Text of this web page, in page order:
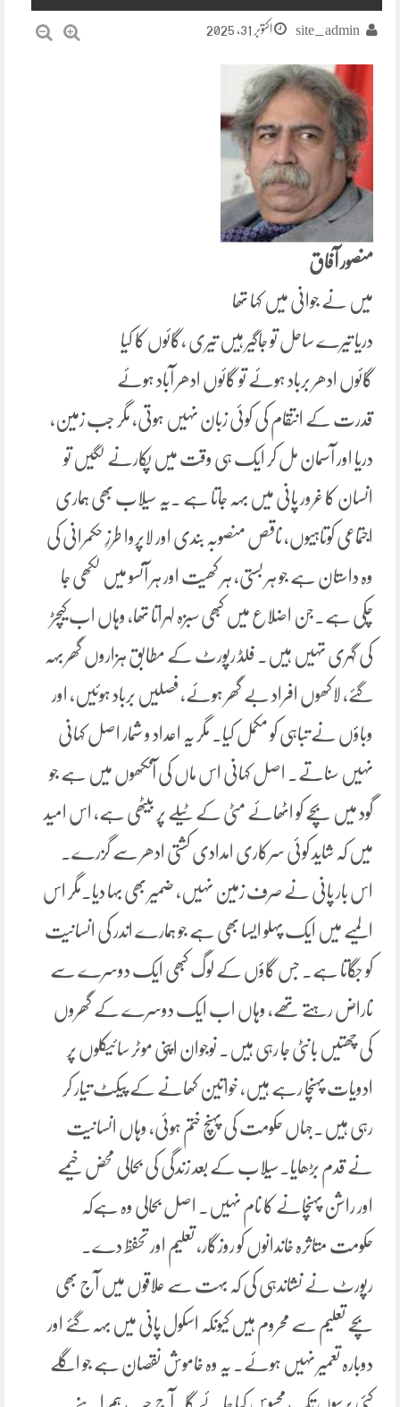
site_admin اکتوبر 31, 2025
منصور آفاق
میں نے جوانی میں کہا تھا
دریا تیرے ساحل تو جاگیر ہیں تیری ،گائوں کا کیا
گائوں ادھر برباد ہوئے تو گائوں ادھر آباد ہوئے
قدرت کے انتقام کی کوئی زبان نہیں ہوتی، مگر جب زمین،
دریا اور آسمان مل کر ایک ہی وقت میں پکارنے لگیں تو
انسان کا غرور پانی میں بہہ جاتا ہے ۔یہ سیلاب بھی ہماری
اجتماعی کوتاہیوں، ناقص منصوبہ بندی اور لاپروا طرزِ حکمرانی کی
وہ داستان ہے جو ہر بستی، ہر کھیت اور ہر آنسو میں لکھی جا
چکی ہے۔جن اضلاع میں کبھی سبزہ لہراتا تھا، وہاں اب کیچڑ
کی گہری تہیں ہیں۔ فلڈ رپورٹ کے مطابق ہزاروں گھر بہہ
گئے، لاکھوں افراد بے گھر ہوئے، فصلیں برباد ہوئیں، اور
وباؤں نے تباہی کو مکمل کیا۔ مگر یہ اعداد و شمار اصل کہانی
نہیں سناتے۔ اصل کہانی اس ماں کی آنکھوں میں ہے جو
گود میں بچے کو اٹھائے مٹی کے ٹیلے پر بیٹھی ہے، اس امید
میں کہ شاید کوئی سرکاری امدادی کشتی ادھر سے گزرے۔
اس بار پانی نے صرف زمین نہیں، ضمیر بھی بہا دیا۔مگر اس
المیے میں ایک پہلو ایسا بھی ہے جو ہمارے اندر کی انسانیت
کو جگاتا ہے۔ جس گاؤں کے لوگ کبھی ایک دوسرے سے
ناراض رہتے تھے، وہاں اب ایک دوسرے کے گھروں
کی چھتیں بانٹی جا رہی ہیں۔ نوجوان اپنی موٹر سائیکلوں پر
ادویات پہنچا رہے ہیں، خواتین کھانے کے پیکٹ تیار کر
رہی ہیں۔جہاں حکومت کی پہنچ ختم ہوئی، وہاں انسانیت
نے قدم بڑھایا۔سیلاب کے بعد زندگی کی بحالی محض خیمے
اور راشن پہنچانے کا نام نہیں۔ اصل بحالی وہ ہےکہ
حکومت متاثرہ خاندانوں کو روزگار، تعلیم اور تحفظ دے۔
رپورٹ نے نشاندہی کی کہ بہت سے علاقوں میں آج بھی
بچے تعلیم سے محروم ہیں کیونکہ اسکول پانی میں بہہ گئے اور
دوبارہ تعمیر نہیں ہوئے۔ یہ وہ خاموش نقصان ہے جو اگلے
کئی برسوں تک محسوس کیا جائے گا۔آج جب ہم اپنے